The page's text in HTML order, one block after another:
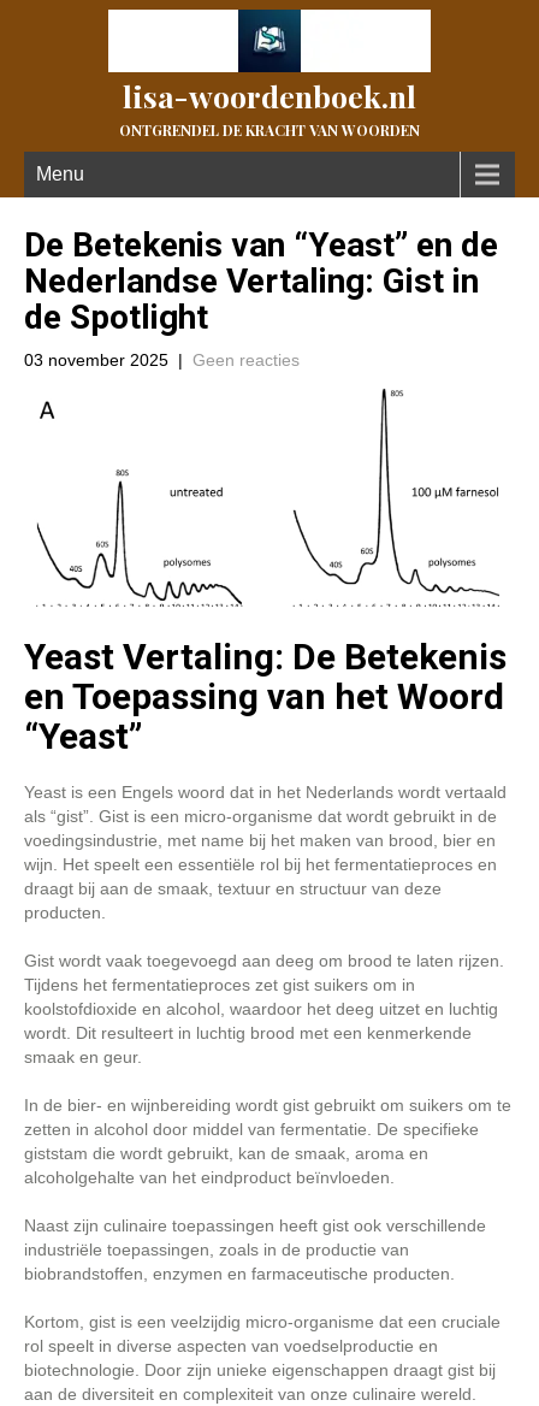
lisa-woordenboek.nl
ONTGRENDEL DE KRACHT VAN WOORDEN
Menu
De Betekenis van “Yeast” en de
Nederlandse Vertaling: Gist in
de Spotlight
03 november 2025 | Geen reacties
Yeast Vertaling: De Betekenis
en Toepassing van het Woord
“Yeast”
Yeast is een Engels woord dat in het Nederlands wordt vertaald
als “gist”. Gist is een micro-organisme dat wordt gebruikt in de
voedingsindustrie, met name bij het maken van brood, bier en
wijn. Het speelt een essentiële rol bij het fermentatieproces en
draagt bij aan de smaak, textuur en structuur van deze
producten.
Gist wordt vaak toegevoegd aan deeg om brood te laten rijzen.
Tijdens het fermentatieproces zet gist suikers om in
koolstofdioxide en alcohol, waardoor het deeg uitzet en luchtig
wordt. Dit resulteert in luchtig brood met een kenmerkende
smaak en geur.
In de bier- en wijnbereiding wordt gist gebruikt om suikers om te
zetten in alcohol door middel van fermentatie. De specifieke
giststam die wordt gebruikt, kan de smaak, aroma en
alcoholgehalte van het eindproduct beïnvloeden.
Naast zijn culinaire toepassingen heeft gist ook verschillende
industriële toepassingen, zoals in de productie van
biobrandstoffen, enzymen en farmaceutische producten.
Kortom, gist is een veelzijdig micro-organisme dat een cruciale
rol speelt in diverse aspecten van voedselproductie en
biotechnologie. Door zijn unieke eigenschappen draagt gist bij
aan de diversiteit en complexiteit van onze culinaire wereld.